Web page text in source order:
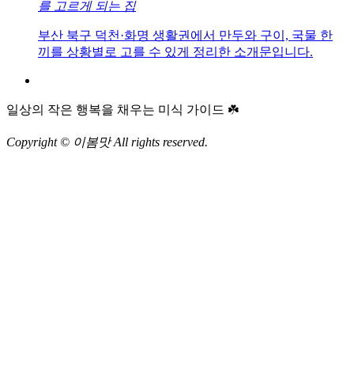
를 고르게 되는 집
부산 북구 덕천·화명 생활권에서 만두와 구이, 국물 한
끼를 상황별로 고를 수 있게 정리한 소개문입니다.
일상의 작은 행복을 채우는 미식 가이드 ☘️
Copyright © 이봄맛 All rights reserved.